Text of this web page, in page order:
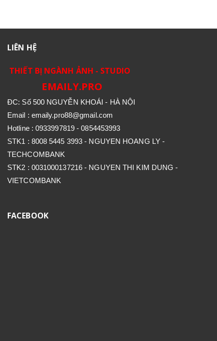
LIÊN HỆ
THIẾT BỊ NGÀNH ẢNH - STUDIO
EMAILY.PRO
ĐC: Số 500 NGUYỄN KHOÁI - HÀ NỘI
Email : emaily.pro88@gmail.com
Hotline : 0933997819 - 0854453993
STK1 : 8008 5445 3993 - NGUYEN HOANG LY -
TECHCOMBANK
STK2 : 0031000137216 - NGUYEN THI KIM DUNG -
VIETCOMBANK
FACEBOOK